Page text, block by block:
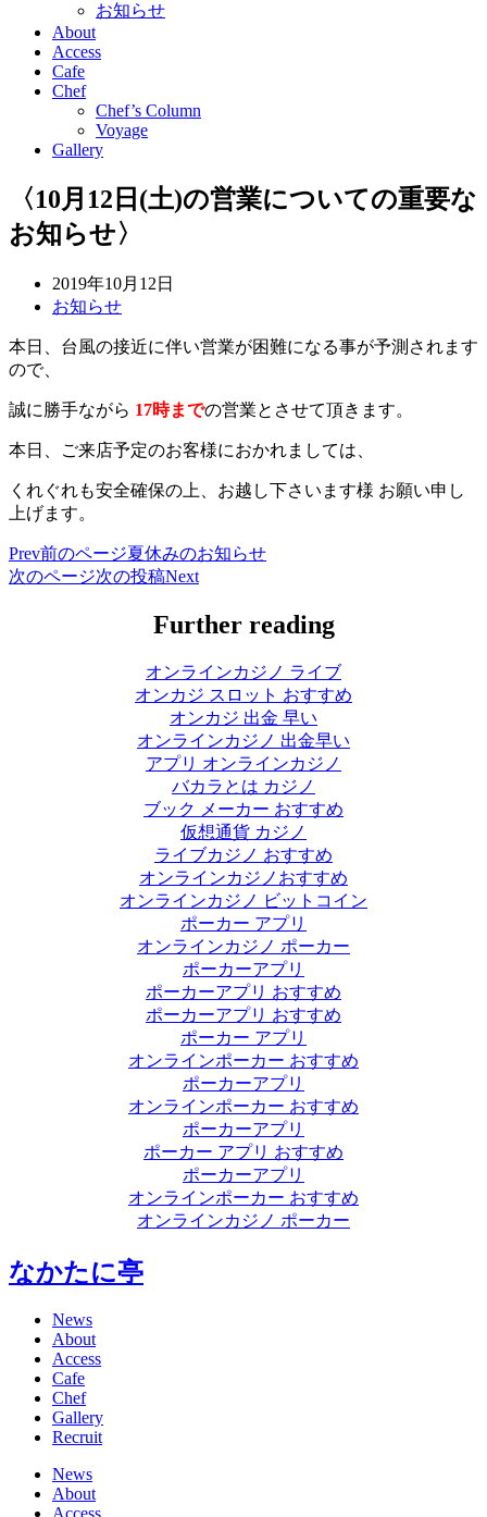
お知らせ
About
Access
Cafe
Chef
Chef’s Column
Voyage
Gallery
〈10月12日(土)の営業についての重要な
お知らせ〉
2019年10月12日
お知らせ
本日、台風の接近に伴い営業が困難になる事が予測されます
ので、
誠に勝手ながら 17時までの営業とさせて頂きます。
本日、ご来店予定のお客様におかれましては、
くれぐれも安全確保の上、お越し下さいます様 お願い申し
上げます。
Prev前のページ夏休みのお知らせ
次のページ次の投稿Next
Further reading
オンラインカジノ ライブ
オンカジ スロット おすすめ
オンカジ 出金 早い
オンラインカジノ 出金早い
アプリ オンラインカジノ
バカラとは カジノ
ブック メーカー おすすめ
仮想通貨 カジノ
ライブカジノ おすすめ
オンラインカジノおすすめ
オンラインカジノ ビットコイン
ポーカー アプリ
オンラインカジノ ポーカー
ポーカーアプリ
ポーカーアプリ おすすめ
ポーカーアプリ おすすめ
ポーカー アプリ
オンラインポーカー おすすめ
ポーカーアプリ
オンラインポーカー おすすめ
ポーカーアプリ
ポーカー アプリ おすすめ
ポーカーアプリ
オンラインポーカー おすすめ
オンラインカジノ ポーカー
なかたに亭
News
About
Access
Cafe
Chef
Gallery
Recruit
News
About